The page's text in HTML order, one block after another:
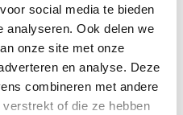
social media te bieden
analyseren. Ook delen we
onze site met onze
en analyse. Deze
combineren met andere
of die ze hebben